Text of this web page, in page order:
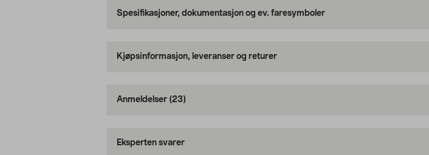
Spesifikasjoner, dokumentasjon og ev. faresymboler
Kjøpsinformasjon, leveranser og returer
Anmeldelser (23)
Eksperten svarer